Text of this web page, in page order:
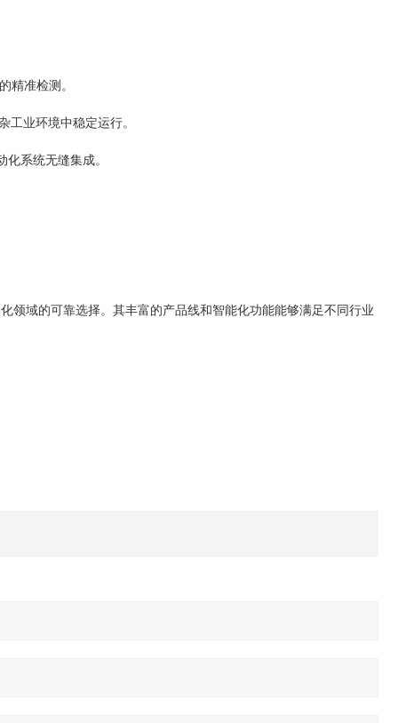
精准检测。
业环境中稳定运行。
系统无缝集成。
领域的可靠选择。其丰富的产品线和智能化功能能够满足不同行业